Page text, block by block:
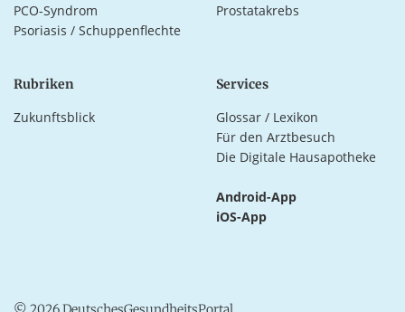
PCO-Syndrom
Prostatakrebs
Psoriasis / Schuppenflechte
Rubriken
Zukunftsblick
Services
Glossar / Lexikon
Für den Arztbesuch
Die Digitale Hausapotheke
Android-App
iOS-App